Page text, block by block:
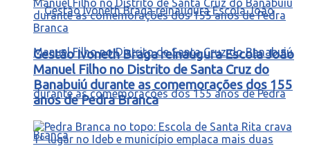
Gestão Ivoneth Braga reinaugura Escola João
Manuel Filho no Distrito de Santa Cruz do
Banabuiú durante as comemorações dos 155
anos de Pedra Branca